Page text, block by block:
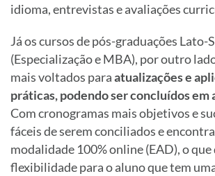
idioma, entrevistas e avaliações
Já os cursos de pós-graduações Lato-
(Especialização e MBA), por outro
mais voltados paraatualizações e
práticas, podendo ser concluídos em
Com cronogramas mais objetivos e
fáceis de serem conciliados e
modalidade 100% online (EAD), o que
flexibilidade para o aluno que tem